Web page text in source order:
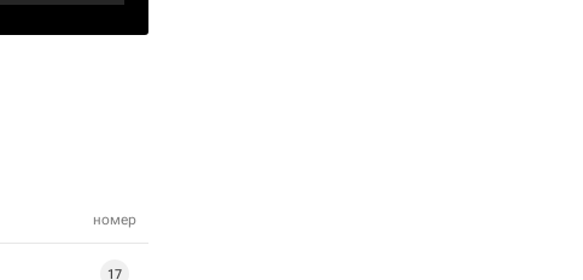
номер
17